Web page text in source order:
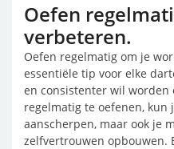
Oefen
verbeteren.
Oefen regelmatig om je
essentiële tip voor elke
en consistenter wil
regelmatig te oefenen,
aanscherpen, maar ook je
zelfvertrouwen opbouwen.